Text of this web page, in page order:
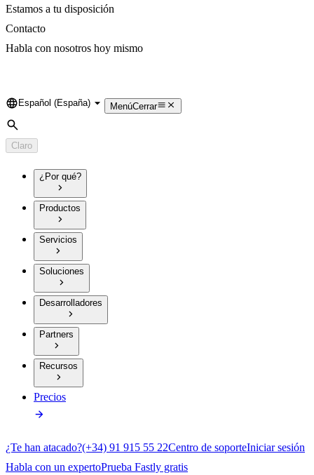
Estamos a tu disposición
Contacto
Habla con nosotros hoy mismo
Language
Español (España) MenúCerrar
Búsqueda
Claro
¿Por qué?
Productos
Servicios
Soluciones
Desarrolladores
Partners
Recursos
Precios
¿Te han atacado?(+34) 91 915 55 22Centro de soporteIniciar sesión
Habla con un expertoPrueba Fastly gratis